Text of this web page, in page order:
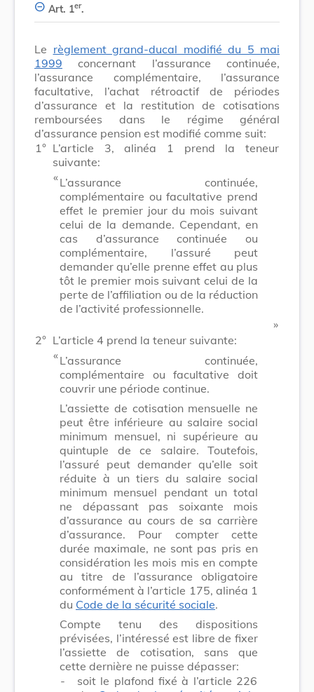
Art. 1er.
Le règlement grand-ducal modifié du 5 mai
1999 concernant l’assurance continuée,
l’assurance complémentaire, l’assurance
facultative, l’achat rétroactif de périodes
d’assurance et la restitution de cotisations
remboursées dans le régime général
d’assurance pension est modifié comme suit:
1° L’article 3, alinéa 1 prend la teneur
suivante:
​ «L’assurance continuée,
complémentaire ou facultative prend
effet le premier jour du mois suivant
celui de la demande. Cependant, en
cas d’assurance continuée ou
complémentaire, l’assuré peut
demander qu’elle prenne effet au plus
tôt le premier mois suivant celui de la
perte de l’affiliation ou de la réduction
de l’activité professionnelle.
​ »
2° L’article 4 prend la teneur suivante:
​ «L’assurance continuée,
complémentaire ou facultative doit
couvrir une période continue.
L’assiette de cotisation mensuelle ne
peut être inférieure au salaire social
minimum mensuel, ni supérieure au
quintuple de ce salaire. Toutefois,
l’assuré peut demander qu’elle soit
réduite à un tiers du salaire social
minimum mensuel pendant un total
ne dépassant pas soixante mois
d’assurance au cours de sa carrière
d’assurance. Pour compter cette
durée maximale, ne sont pas pris en
considération les mois mis en compte
au titre de l’assurance obligatoire
conformément à l’article 175, alinéa 1
du Code de la sécurité sociale.
Compte tenu des dispositions
prévisées, l’intéressé est libre de fixer
l’assiette de cotisation, sans que
cette dernière ne puisse dépasser:
-
soit le plafond fixé à l’article 226